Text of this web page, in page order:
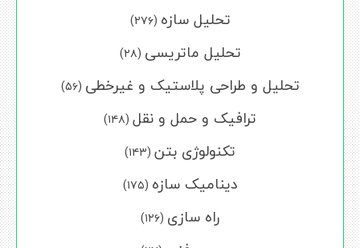
تحلیل سازه (۲۷۶)
تحلیل ماتریسی (۲۸)
تحلیل و طراحی پلاستیک و غیرخطی (۵۶)
ترافیک و حمل و نقل (۱۴۸)
تکنولوژی بتن (۱۴۳)
دینامیک سازه (۱۷۵)
راه سازی (۱۲۶)